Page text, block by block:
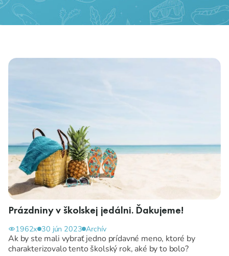
Prázdniny v školskej jedálni. Ďakujeme!
1962x 30 jún 2023 Archív
Ak by ste mali vybrať jedno prídavné meno, ktoré by
charakterizovalo tento školský rok, aké by to bolo?